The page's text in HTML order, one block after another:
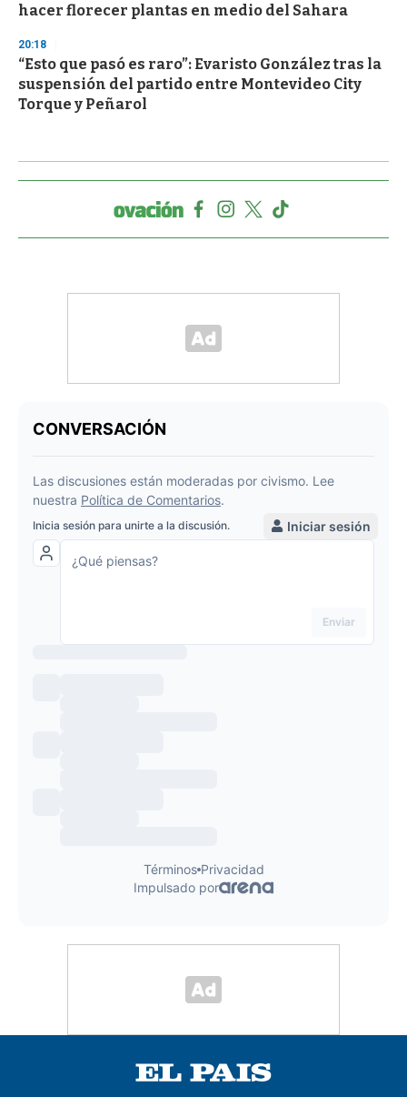
hacer florecer plantas en medio del Sahara
20:18
“Esto que pasó es raro”: Evaristo González tras la
suspensión del partido entre Montevideo City
Torque y Peñarol